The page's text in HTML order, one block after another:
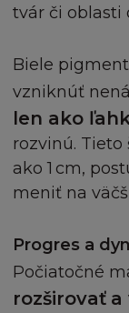
tvár či oblasti
Biele
vzniknúť
len ako
rozvinú.
ako 1 cm,
meniť na
Progres a
Počiatočné
rozširovať a
Ustanovení
osobou,
přístupem
Souhlasíte,
zástupcům
uhradíte
a náklady
souvislosti
kroků třetí
nároku třetí